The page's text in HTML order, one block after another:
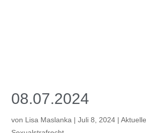
08.07.2024
von Lisa Maslanka |Juli 8, 2024 |